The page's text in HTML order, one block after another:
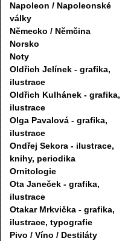
Napoleon / Napoleonské
války
Německo / Němčina
Norsko
Noty
Oldřich Jelínek - grafika,
ilustrace
Oldřich Kulhánek - grafika,
ilustrace
Olga Pavalová - grafika,
ilustrace
Ondřej Sekora - ilustrace,
knihy, periodika
Ornitologie
Ota Janeček - grafika,
ilustrace
Otakar Mrkvička - grafika,
ilustrace, typografie
Pivo / Víno / Destiláty